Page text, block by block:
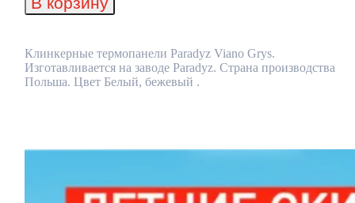
Paradyz
Клинкерные термопанели Paradyz Viano Grys.
Изготавливается на заводе Paradyz. Страна производства
Польша. Цвет Белый, бежевый .